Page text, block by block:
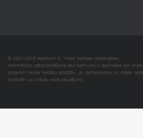
© 2007–2018 Iepirkumi.lv. Visas tiesības aizsargātas.
Informācijas pārpublicēšana bez iepirkumi.lv īpašnieka SIA
Imperum nenes nekādu atbildību, ja, pamatojoties uz mājas
materiāli vai citāda veida zaudējumi.